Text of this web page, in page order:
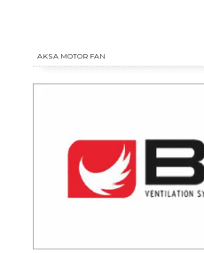
AKSA MOTOR FAN